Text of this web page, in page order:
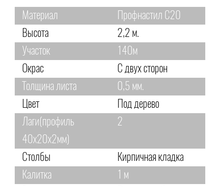
Материал
Профнастил С20
Высота
2,2 м.
Участок
140м
Окрас
С двух сторон
Толщина листа
0,5 мм.
Цвет
Под дерево
Лаги(профиль
40х20х2мм)
2
Столбы
Кирпичная кладка
Калитка
1 м